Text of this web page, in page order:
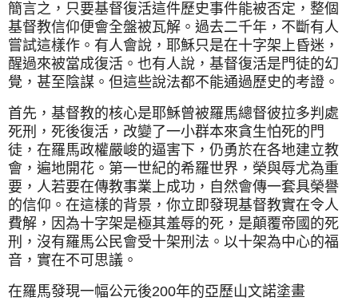
簡言之，只要基督復活這件歷史事件能被否定，整個
基督教信仰便會全盤被瓦解。過去二千年，不斷有人
嘗試這樣作。有人會說，耶穌只是在十字架上昏迷，
醒過來被當成復活。也有人說，基督復活是門徒的幻
覺，甚至陰謀。但這些說法都不能通過歷史的考證。
首先，基督教的核心是耶穌曾被羅馬總督彼拉多判處
死刑，死後復活，改變了一小群本來貪生怕死的門
徒，在羅馬政權嚴峻的逼害下，仍勇於在各地建立教
會，遍地開花。第一世紀的希羅世界，榮與辱尤為重
要，人若要在傳教事業上成功，自然會傳一套具榮譽
的信仰。在這樣的背景，你立即發現基督教實在令人
費解，因為十字架是極其羞辱的死，是顛覆帝國的死
刑，沒有羅馬公民會受十架刑法。以十架為中心的福
音，實在不可思議。
在羅馬發現一幅公元後200年的亞歷山文諾塗畫